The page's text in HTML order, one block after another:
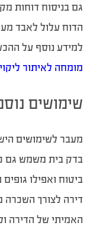
גם בניסוח דוחות
הדוח עלול לאבד
למידע נוסף על
מומחה לאיתור
שימושים
מעבר לשימושים
בדק בית משמש גם
ביטוח ואפילו
דירה לצורך
האמיתי של הדירה